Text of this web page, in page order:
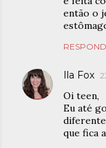
então o
Ila Fox
Oi teen,
Eu até
que fica